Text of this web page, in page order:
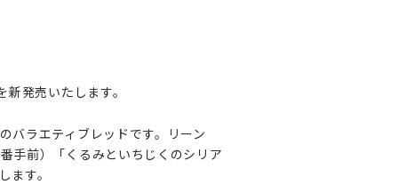
発売いたします。
バラエティブレッドです。リーン
手前）「くるみといちじくのシリア
す。